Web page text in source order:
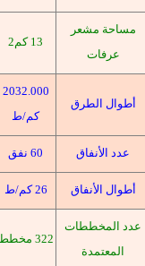
مساحة مشعر
عرفات
13 كم2
أطوال الطرق
2032.000
كم/ط
عدد الأنفاق 60 نفق
أطوال الأنفاق 26 كم/ط
عدد المخططات
المعتمدة
322 مخطط